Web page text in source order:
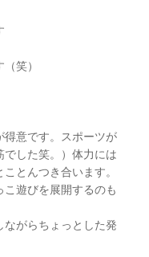
笑）
意です。スポーツが
した笑。）体力には
とんつき合います。
遊びを展開するのも
ながらちょっとした発